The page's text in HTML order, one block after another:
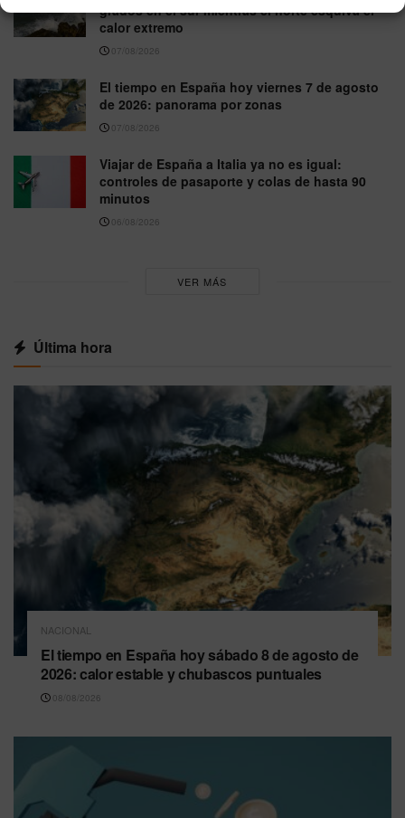
grados en el sur mientras el norte esquiva el
calor extremo
07/08/2026
El tiempo en España hoy viernes 7 de agosto
de 2026: panorama por zonas
07/08/2026
Viajar de España a Italia ya no es igual:
controles de pasaporte y colas de hasta 90
minutos
06/08/2026
VER MÁS
Última hora
NACIONAL
El tiempo en España hoy sábado 8 de agosto de
2026: calor estable y chubascos puntuales
08/08/2026